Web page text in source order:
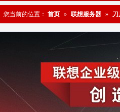
帮助中心
您当前的位置： 首页 » 联想服务器 » 刀